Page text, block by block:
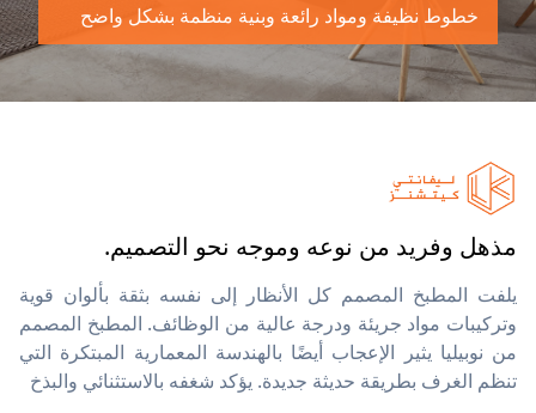
خطوط نظيفة ومواد رائعة وبنية منظمة بشكل واضح
مذهل وفريد من نوعه وموجه نحو التصميم.
يلفت المطبخ المصمم كل الأنظار إلى نفسه بثقة بألوان قوية
وتركيبات مواد جريئة ودرجة عالية من الوظائف. المطبخ المصمم
من نوبيليا يثير الإعجاب أيضًا بالهندسة المعمارية المبتكرة التي
تنظم الغرف بطريقة حديثة جديدة. يؤكد شغفه بالاستثنائي والبذخ